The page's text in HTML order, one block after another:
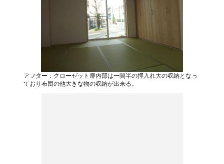
アフター：クローゼット扉内部は一間半の押入れ大の収納となっ
ており布団の他大きな物の収納が出来る。